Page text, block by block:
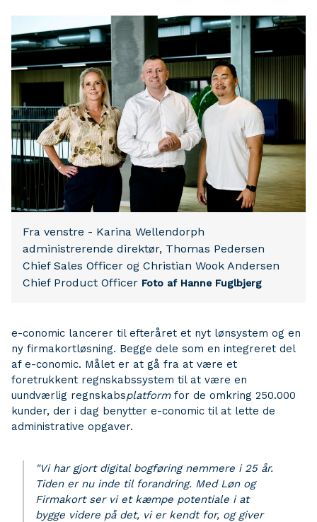
Fra venstre - Karina Wellendorph
administrerende direktør, Thomas Pedersen
Chief Sales Officer og Christian Wook Andersen
Chief Product Officer Foto af Hanne Fuglbjerg
e-conomic lancerer til efteråret et nyt lønsystem og en
ny firmakortløsning. Begge dele som en integreret del
af e-conomic. Målet er at gå fra at være et
foretrukkent regnskabssystem til at være en
uundværlig regnskabsplatformfor de omkring 250.000
kunder, der i dag benytter e-conomic til at lette de
administrative opgaver.
"Vi har gjort digital bogføring nemmere i 25 år.
Tiden er nu inde til forandring. Med Løn og
Firmakort ser vi et kæmpe potentiale i at
bygge videre på det, vi er kendt for, og giver